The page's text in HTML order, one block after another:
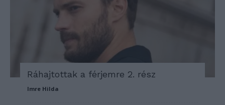
Ráhajtottak a férjemre 2. rész
Imre Hilda